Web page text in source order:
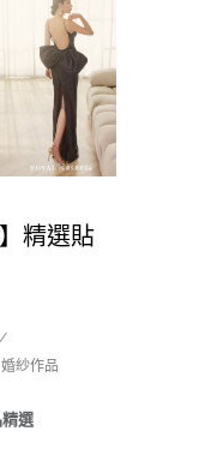
精選貼
/
紗作品
選